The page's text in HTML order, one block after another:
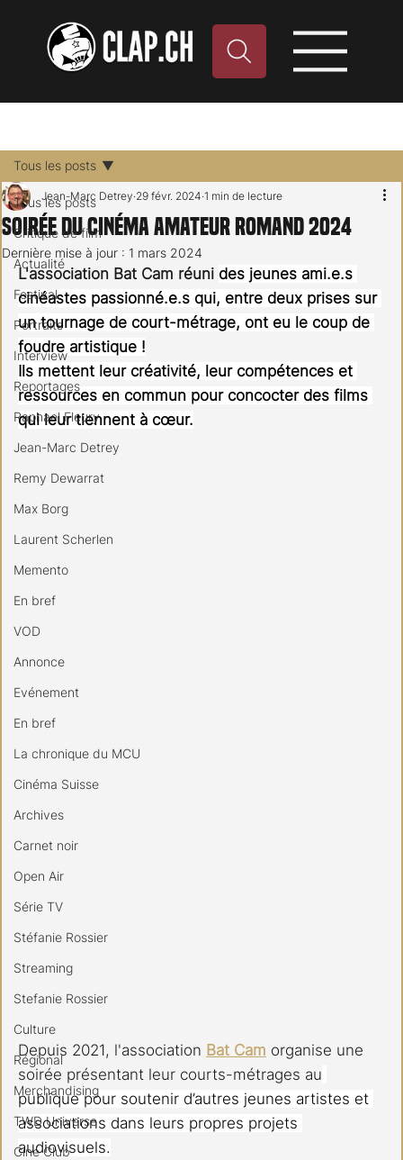
Tous les posts
Critique de film
Actualité
Festival
Portraits
Interview
Reportages
Raphael Fleury
Jean-Marc Detrey
Remy Dewarrat
Max Borg
Laurent Scherlen
Memento
En bref
VOD
Annonce
Evénement
En bref
La chronique du MCU
Cinéma Suisse
Archives
Carnet noir
Open Air
Série TV
Stéfanie Rossier
Streaming
Stefanie Rossier
Culture
Régional
Merchandising
TWD Universe
Ciné Club
Tous les posts
Soirée du Cinéma Amateur Romand 2024
Jean-Marc Detrey 29 févr. 2024 1 min de lecture
Dernière mise à jour : 1 mars 2024
L'association Bat Cam réuni des jeunes ami.e.s
cinéastes passionné.e.s qui, entre deux prises sur
un tournage de court-métrage, ont eu le coup de
foudre artistique !
Ils mettent leur créativité, leur compétences et
ressources en commun pour concocter des films
qui leur tiennent à cœur.
Depuis 2021, l'association Bat Cam organise une
soirée présentant leur courts-métrages au
publique pour soutenir d’autres jeunes artistes et
associations dans leurs propres projets
audiovisuels.